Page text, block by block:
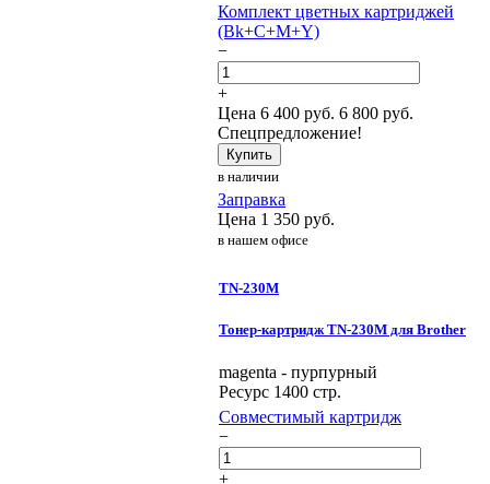
Комплект цветных картриджей
(Bk+C+M+Y)
−
+
Цена 6 400 руб. 6 800 руб.
Спецпредложение!
Купить
в наличии
Заправка
Цена 1 350 руб.
в нашем офисе
TN-230M
Тонер-картридж TN-230M для Brother
magenta - пурпурный
Ресурс 1400 стр.
Совместимый картридж
−
+